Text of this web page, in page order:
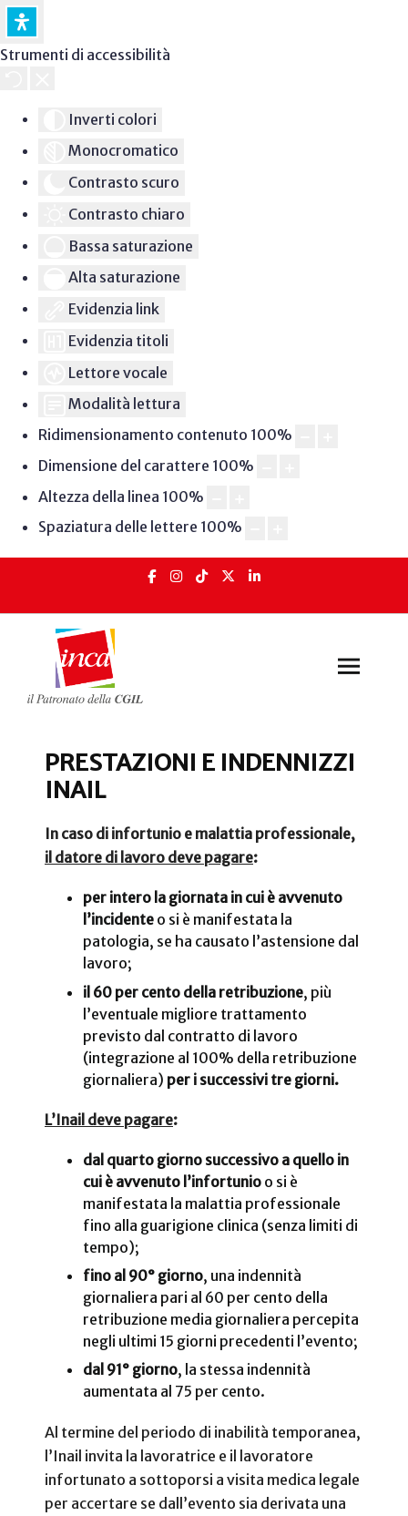
Strumenti di accessibilità
Inverti colori
Monocromatico
Contrasto scuro
Contrasto chiaro
Bassa saturazione
Alta saturazione
Evidenzia link
Evidenzia titoli
Lettore vocale
Modalità lettura
Ridimensionamento contenuto 100%
Dimensione del carattere 100%
Altezza della linea 100%
Spaziatura delle lettere 100%
PRESTAZIONI E INDENNIZZI
INAIL
In caso di infortunio e malattia professionale,
il datore di lavoro deve pagare:
per intero la giornata in cui è avvenuto
l’incidenteo si è manifestata la
patologia, se ha causato l’astensione dal
lavoro;
il 60 per cento della retribuzione, più
l’eventuale migliore trattamento
previsto dal contratto di lavoro
(integrazione al 100% della retribuzione
giornaliera) per i successivi tre giorni.
L’Inail deve pagare:
dal quarto giorno successivo a quello in
cui è avvenuto l’infortunioo si è
manifestata la malattia professionale
fino alla guarigione clinica (senza limiti di
tempo);
fino al 90° giorno, una indennità
giornaliera pari al 60 per cento della
retribuzione media giornaliera percepita
negli ultimi 15 giorni precedenti l’evento;
dal 91° giorno, la stessa indennità
aumentata al 75 per cento.
Al termine del periodo di inabilità temporanea,
l’Inail invita la lavoratrice e il lavoratore
infortunato a sottoporsi a visita medica legale
per accertare se dall’evento sia derivata una